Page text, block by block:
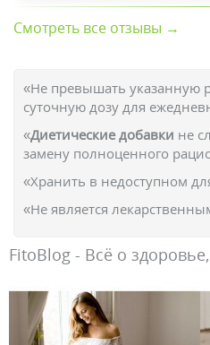
Смотреть все отзывы →
«Не превышать указанную
суточную дозу для
«Диетические добавки не
замену полноценного
«Хранить в недоступном
«Не является
FitoBlog - Всё о